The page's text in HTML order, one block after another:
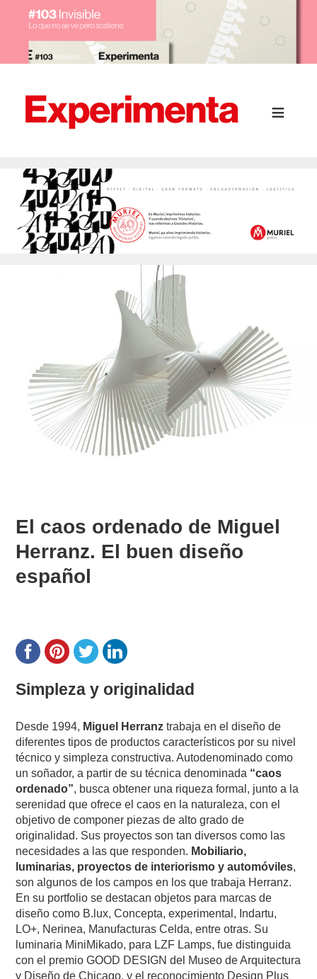
El caos ordenado de Miguel
Herranz. El buen diseño
español
Simpleza y originalidad
Desde 1994, Miguel Herranz trabaja en el diseño de
diferentes tipos de productos característicos por su nivel
técnico y simpleza constructiva. Autodenominado como
un soñador, a partir de su técnica denominada “caos
ordenado”, busca obtener una riqueza formal, junto a la
serenidad que ofrece el caos en la naturaleza, con el
objetivo de componer piezas de alto grado de
originalidad. Sus proyectos son tan diversos como las
necesidades a las que responden. Mobiliario,
luminarias, proyectos de interiorismo y automóviles,
son algunos de los campos en los que trabaja Herranz.
En su portfolio se destacan objetos para marcas de
diseño como B.lux, Concepta, experimental, Indartu,
LO+, Nerinea, Manufacturas Celda, entre otras. Su
luminaria MiniMikado, para LZF Lamps, fue distinguida
con el premio GOOD DESIGN del Museo de Arquitectura
y Diseño de Chicago, y el reconocimiento Design Plus